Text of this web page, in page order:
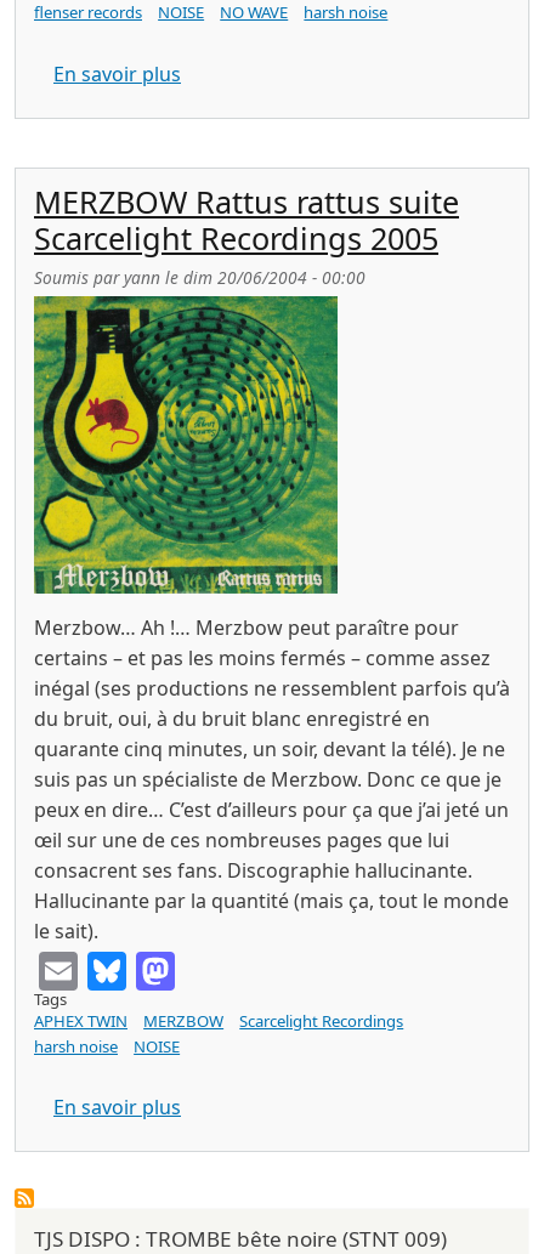
flenser records
NOISE NO WAVE harsh noise
En savoir plus
MERZBOW Rattus rattus suite
Scarcelight Recordings 2005
Soumis paryann le dim 20/06/2004 - 00:00
Merzbow… Ah !… Merzbow peut paraître pour
certains – et pas les moins fermés – comme assez
inégal (ses productions ne ressemblent parfois qu’à
du bruit, oui, à du bruit blanc enregistré en
quarante cinq minutes, un soir, devant la télé). Je ne
suis pas un spécialiste de Merzbow. Donc ce que je
peux en dire… C’est d’ailleurs pour ça que j’ai jeté un
œil sur une de ces nombreuses pages que lui
consacrent ses fans. Discographie hallucinante.
Hallucinante par la quantité (mais ça, tout le monde
le sait).
EmailBluesky
Tags
APHEX TWIN
MERZBOW
Scarcelight Recordings
harsh noise
NOISE
En savoir plus
TJS DISPO : TROMBE bête noire (STNT 009)